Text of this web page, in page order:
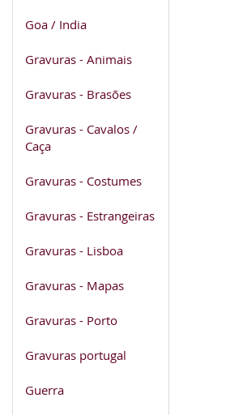
Goa / India
Gravuras - Animais
Gravuras - Brasões
Gravuras - Cavalos /
Caça
Gravuras - Costumes
Gravuras - Estrangeiras
Gravuras - Lisboa
Gravuras - Mapas
Gravuras - Porto
Gravuras portugal
Guerra